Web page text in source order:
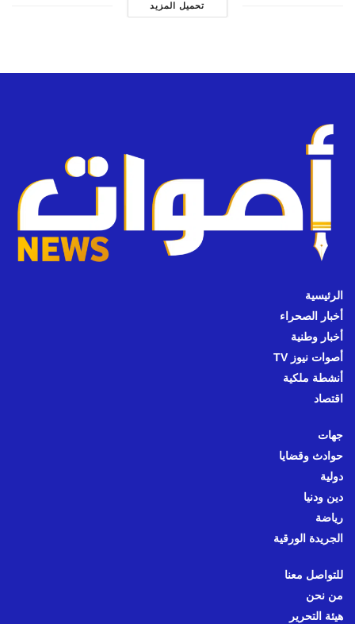
تحميل المزيد
الرئيسية
أخبار الصحراء
أخبار وطنية
أصوات نيوز TV
أنشطة ملكية
اقتصاد
جهات
حوادث وقضايا
دولية
دين ودنيا
رياضة
الجريدة الورقية
للتواصل معنا
من نحن
هيئة التحرير